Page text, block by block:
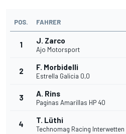
POS. FAHRER
1 J. Zarco
Ajo Motorsport
2 F. Morbidelli
Estrella Galicia 0,0
3 A. Rins
Paginas Amarillas HP 40
4 T. Lüthi
Technomag Racing Interwetten